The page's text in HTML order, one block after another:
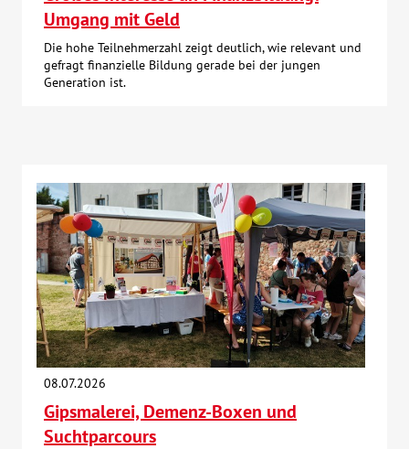
Umgang mit Geld
Die hohe Teilnehmerzahl zeigt deutlich, wie relevant und
gefragt finanzielle Bildung gerade bei der jungen
Generation ist.
08.07.2026
Gipsmalerei, Demenz-Boxen und
Suchtparcours